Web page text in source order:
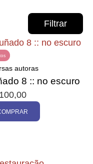
Filtrar
autoras
8 :: no escuro
100,00